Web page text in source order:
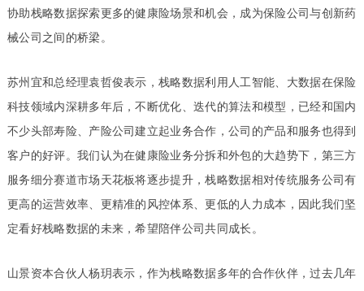
协助栈略数据探索更多的健康险场景和机会，成为保险公司与创新药
械公司之间的桥梁。
苏州宜和总经理袁哲俊表示，栈略数据利用人工智能、大数据在保险
科技领域内深耕多年后，不断优化、迭代的算法和模型，已经和国内
不少头部寿险、产险公司建立起业务合作，公司的产品和服务也得到
客户的好评。我们认为在健康险业务分拆和外包的大趋势下，第三方
服务细分赛道市场天花板将逐步提升，栈略数据相对传统服务公司有
更高的运营效率、更精准的风控体系、更低的人力成本，因此我们坚
定看好栈略数据的未来，希望陪伴公司共同成长。
山景资本合伙人杨玥表示，作为栈略数据多年的合作伙伴，过去几年